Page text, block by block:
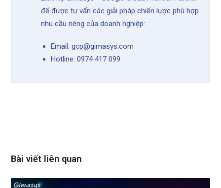
để được tư vấn các giải pháp chiến lược phù hợp
nhu cầu riêng của doanh nghiệp:
Email: gcp@gimasys.com
Hotline: 0974 417 099
Bài viết liên quan